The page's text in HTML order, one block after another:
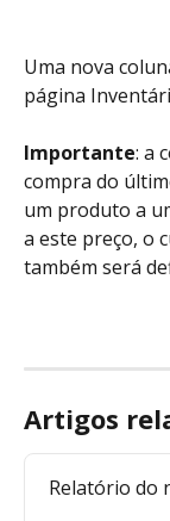
Uma nova
página
Importante: a
compra do
um produto a
a este preço, o
também será
Artigos
Relatório do